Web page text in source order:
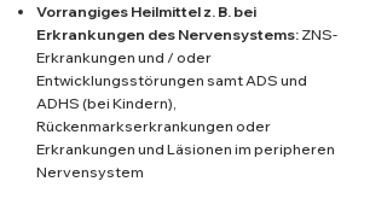
Vorrangiges Heilmittel z. B. bei
Erkrankungen des Nervensystems: ZNS-
Erkrankungen und / oder
Entwicklungsstörungen samt ADS und
ADHS (bei Kindern),
Rückenmarkserkrankungen oder
Erkrankungen und Läsionen im peripheren
Nervensystem